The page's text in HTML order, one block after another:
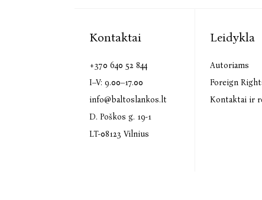
Kontaktai
+370 640 52 844
I–V: 9.00–17.00
info@baltoslankos.lt
D. Poškos g. 19-1
LT-08123 Vilnius
Leidykla
Autoriams
Foreign
Kontaktai ir